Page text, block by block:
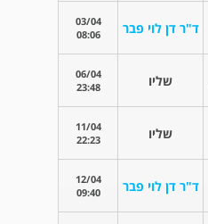
ד"ר דן לוי פבר
03/04
08:06
שליו
06/04
23:48
שליו
11/04
22:23
ד"ר דן לוי פבר
12/04
09:40